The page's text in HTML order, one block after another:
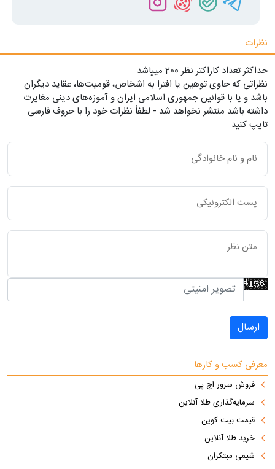
نظرات
حداکثر تعداد کاراکتر نظر 200 ميياشد
نظراتی که حاوی توهین یا افترا به اشخاص، قومیت‌ها، عقاید دیگران
باشد و یا با قوانین جمهوری اسلامی ایران و آموزه‌های دینی مغایرت
داشته باشد منتشر نخواهد شد - لطفاً نظرات خود را با حروف فارسی
تایپ کنید
ارسال
معرفی کسب و کارها
فروش سرور اچ پی
سرمایه‌گذاری طلا آنلاین
قیمت بیت کوین
خرید طلا آنلاین
شیمی مبتکران